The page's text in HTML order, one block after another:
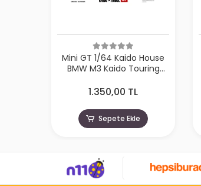
Mini GT 1/64 Kaido House
BMW M3 Kaido Touring
1.350,00 TL
Sepete Ekle